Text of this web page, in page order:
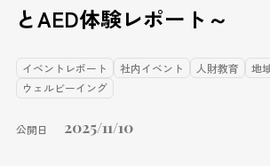
とAED体験レポート～
イベントレポート 社内イベント 人財教育 地
ウェルビーイング
公開日 2025/11/10